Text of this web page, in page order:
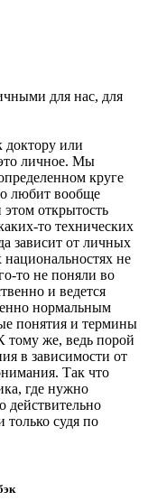
для нас, для
доктору или
это личное. Мы
круге
любит вообще
открытость
то технических
зависит от личных
национальностях не
то не поняли во
и ведется
нормальным
понятия и термины
тому же, ведь порой
в зависимости от
Так что
где нужно
действительно
только судя по